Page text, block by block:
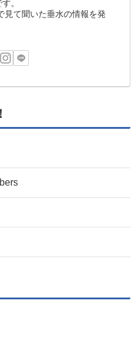
。
見て聞いた垂水の情報を発